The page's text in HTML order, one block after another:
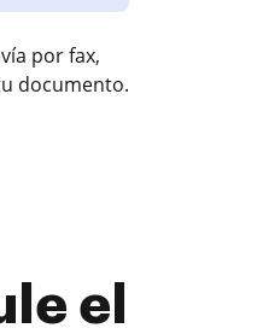
por fax,
documento.
el